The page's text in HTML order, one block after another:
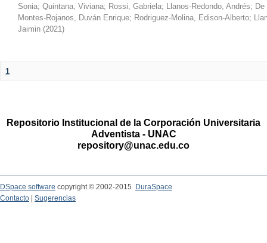
Sonia; Quintana, Viviana; Rossi, Gabriela; Llanos-Redondo, Andrés;
Montes-Rojanos, Duván Enrique; Rodriguez-Molina, Edison-Alberto;
Jaimin (2021)
1
Repositorio Institucional de la Corporación Universitaria
Adventista - UNAC
repository@unac.edu.co
DSpace software copyright © 2002-2015
DuraSpace
Contacto
Sugerencias